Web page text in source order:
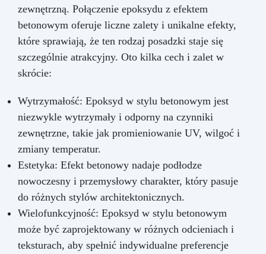
zewnętrzną. Połączenie epoksydu z efektem
betonowym oferuje liczne zalety i unikalne efekty,
które sprawiają, że ten rodzaj posadzki staje się
szczególnie atrakcyjny. Oto kilka cech i zalet w
skrócie:
Wytrzymałość: Epoksyd w stylu betonowym jest
niezwykle wytrzymały i odporny na czynniki
zewnętrzne, takie jak promieniowanie UV, wilgoć i
zmiany temperatur.
Estetyka: Efekt betonowy nadaje podłodze
nowoczesny i przemysłowy charakter, który pasuje
do różnych stylów architektonicznych.
Wielofunkcyjność: Epoksyd w stylu betonowym
może być zaprojektowany w różnych odcieniach i
teksturach, aby spełnić indywidualne preferencje